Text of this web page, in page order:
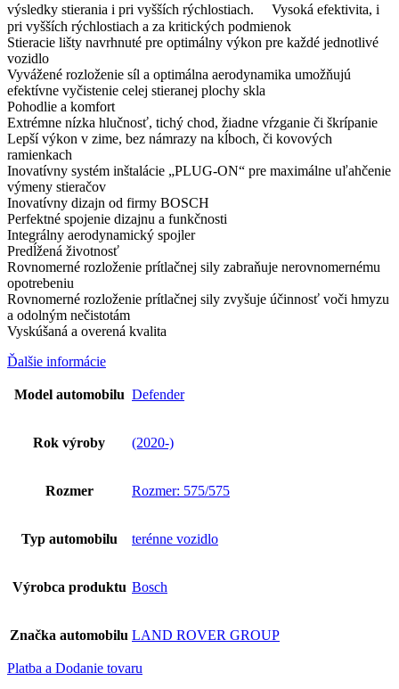
výsledky stierania i pri vyšších rýchlostiach. Vysoká efektivita, i
pri vyšších rýchlostiach a za kritických podmienok
Stieracie lišty navrhnuté pre optimálny výkon pre každé jednotlivé
vozidlo
Vyvážené rozloženie síl a optimálna aerodynamika umožňujú
efektívne vyčistenie celej stieranej plochy skla
Pohodlie a komfort
Extrémne nízka hlučnosť, tichý chod, žiadne vŕzganie či škrípanie
Lepší výkon v zime, bez námrazy na kĺboch, či kovových
ramienkach
Inovatívny systém inštalácie „PLUG-ON“ pre maximálne uľahčenie
výmeny stieračov
Inovatívny dizajn od firmy BOSCH
Perfektné spojenie dizajnu a funkčnosti
Integrálny aerodynamický spojler
Predĺžená životnosť
Rovnomerné rozloženie prítlačnej sily zabraňuje nerovnomernému
opotrebeniu
Rovnomerné rozloženie prítlačnej sily zvyšuje účinnosť voči hmyzu
a odolným nečistotám
Vyskúšaná a overená kvalita
Ďalšie informácie
Model automobilu Defender
Rok výroby (2020-)
Rozmer Rozmer: 575/575
Typ automobilu terénne vozidlo
Výrobca produktu Bosch
Značka automobilu LAND ROVER GROUP
Platba a Dodanie tovaru